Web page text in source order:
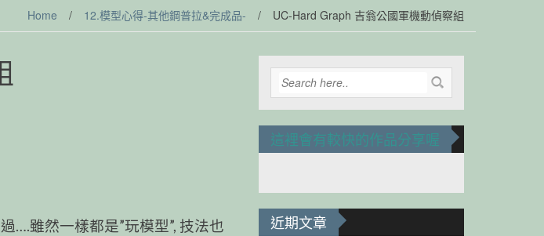
Home / 12.模型心得-其他鋼普拉&完成品- / UC-Hard Graph 吉翁公國軍機動偵察組
….雖然一樣都是”玩模型”, 技法也
這裡會有較快的作品分享喔
近期文章